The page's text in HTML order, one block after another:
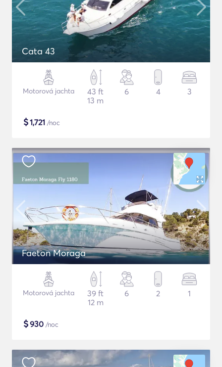
Cata 43
Motorová jachta
43 ft
13 m
6 4 3
$1,721 /noc
Faeton Moraga
Motorová jachta
39 ft
12 m
6 2 1
$930 /noc